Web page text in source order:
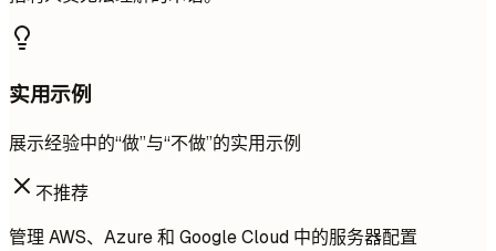
实用示例
展示经验中的“做”与“不做”的实用示例
不推荐
管理 AWS、Azure 和 Google Cloud 中的服务器配置